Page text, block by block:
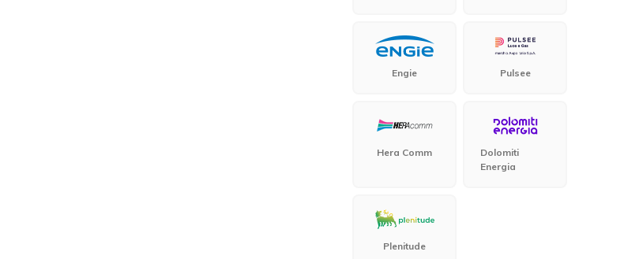
Engie Pulsee
Hera Comm
Dolomiti
Energia
Plenitude